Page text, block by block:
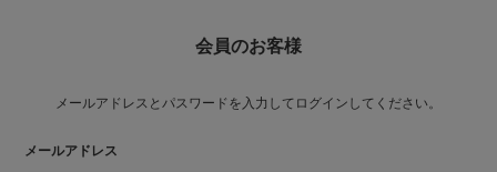
会員のお客様
メールアドレスとパスワードを入力してログインしてください。
メールアドレス